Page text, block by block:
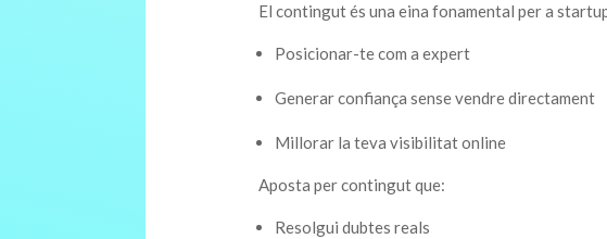
El contingut és una eina fonamental per a
Posicionar-te com a expert
Generar confiança sense vendre directament
Millorar la teva visibilitat online
Aposta per contingut que:
Resolgui dubtes reals